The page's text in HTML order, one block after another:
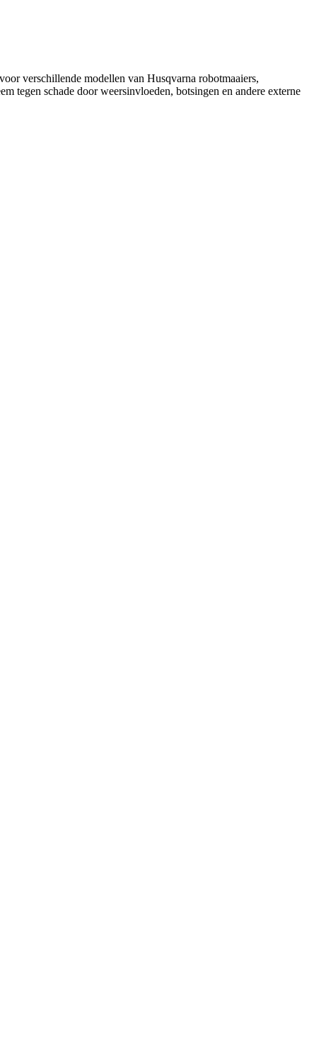
verschillende modellen van Husqvarna robotmaaiers,
tegen schade door weersinvloeden, botsingen en andere externe